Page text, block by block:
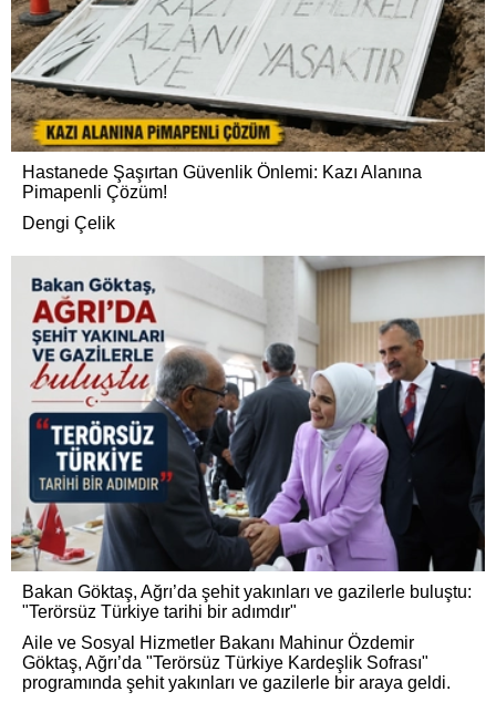
Hastanede Şaşırtan Güvenlik Önlemi: Kazı Alanına
Pimapenli Çözüm!
Dengi Çelik
Bakan Göktaş, Ağrı’da şehit yakınları ve gazilerle buluştu:
"Terörsüz Türkiye tarihi bir adımdır"
Aile ve Sosyal Hizmetler Bakanı Mahinur Özdemir
Göktaş, Ağrı’da "Terörsüz Türkiye Kardeşlik Sofrası"
programında şehit yakınları ve gazilerle bir araya geldi.